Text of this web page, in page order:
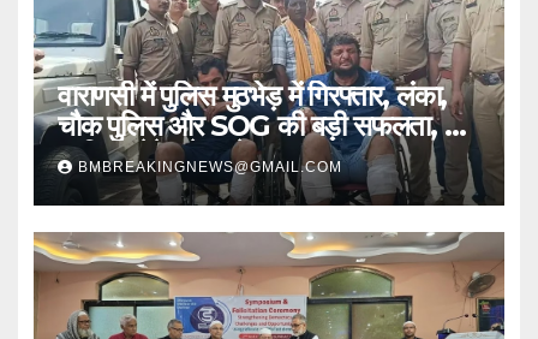
वाराणसी में पुलिस मुठभेड़ में गिरफ्तार, लंका,
चौक पुलिस और SOG की बड़ी सफलता, 2
शातिर लुटेरे चढ़े हत्थे
BMBREAKINGNEWS@GMAIL.COM